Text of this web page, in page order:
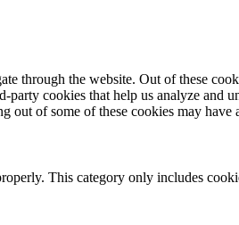
through the website. Out of these
cookies that help us analyze
out of some of these cookies may
This category only includes